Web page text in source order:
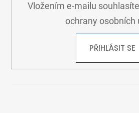
Vložením e-mailu
ochrany osobních
PŘIHLÁSIT SE